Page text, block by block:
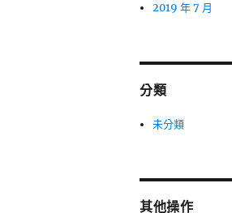
2019 年 7 月
分類
未分類
其他操作